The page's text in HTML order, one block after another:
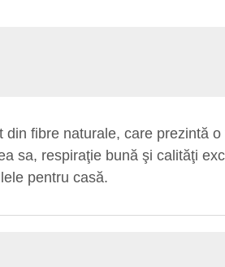
fibre naturale, care prezintă
sa, respiraţie bună şi calităţi
pentru casă.